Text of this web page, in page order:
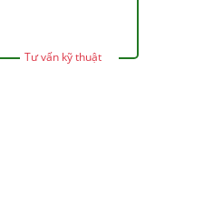
Tư vấn kỹ thuật